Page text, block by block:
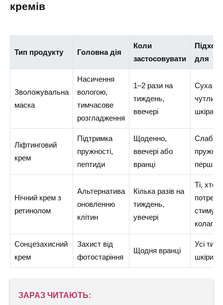
кремів
Тип продукту Головна дія
Коли
застосовувати
для
Зволожувальна
маска
Насичення
вологою,
тимчасове
розгладження
1–2 рази на
тиждень,
ввечері
Суха і
чутлива
шкіра
Ліфтинговий
крем
Підтримка
пружності,
пептиди
Щоденно,
ввечері або
вранці
Слабка
перші
Нічний крем з
ретинолом
Альтернатива
оновленню
клітин
Кілька разів на
тиждень,
увечері
Ті, хто
Сонцезахисний
крем
Захист від
фотостаріння
Щодня вранці
Усі типи
шкіри
ЗАРАЗ ЧИТАЮТЬ: